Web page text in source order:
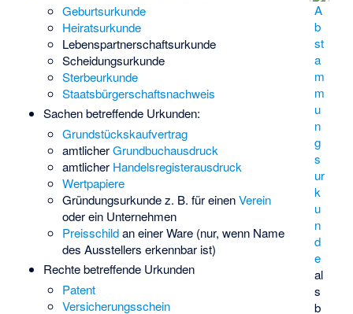
A
b
st
a
m
m
u
n
g
s
ur
k
u
n
d
e
al
s
b
Geburtsurkunde
Heiratsurkunde
Lebenspartnerschaftsurkunde
Scheidungsurkunde
Sterbeurkunde
Staatsbürgerschaftsnachweis
Sachen betreffende Urkunden:
Grundstückskaufvertrag
amtlicherGrundbuchausdruck
amtlicher Handelsregisterausdruck
Wertpapiere
Gründungsurkundez. B. für einenVerein
oder ein Unternehmen
Preisschildan einer Ware (nur, wenn Name
des Ausstellers erkennbar ist)
Rechte betreffende Urkunden
Patent
Versicherungsschein